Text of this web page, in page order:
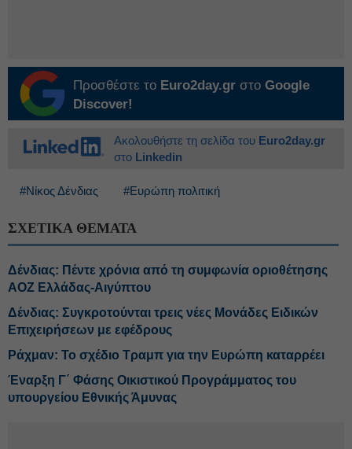
Προσθέστε το Euro2day.gr στο Google
Discover!
Ακολουθήστε τη σελίδα του Euro2day.gr
στο Linkedin
#Νίκος Δένδιας #Ευρώπη πολιτική
ΣΧΕΤΙΚΑ ΘΕΜΑΤΑ
Δένδιας: Πέντε χρόνια από τη συμφωνία οριοθέτησης
ΑΟΖ Ελλάδας-Αιγύπτου
Δένδιας: Συγκροτούνται τρεις νέες Μονάδες Ειδικών
Επιχειρήσεων με εφέδρους
Ράχμαν: Το σχέδιο Τραμπ για την Ευρώπη καταρρέει
Έναρξη Γ΄ Φάσης Οικιστικού Προγράμματος του
υπουργείου Εθνικής Άμυνας